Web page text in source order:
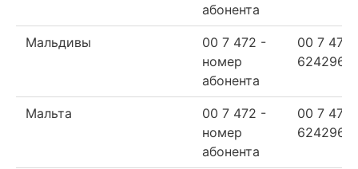
абонента
Мальдивы
00 7 472 -
номер
абонента
00 7 472
624296
Мальта
00 7 472 -
номер
абонента
00 7 472
624296